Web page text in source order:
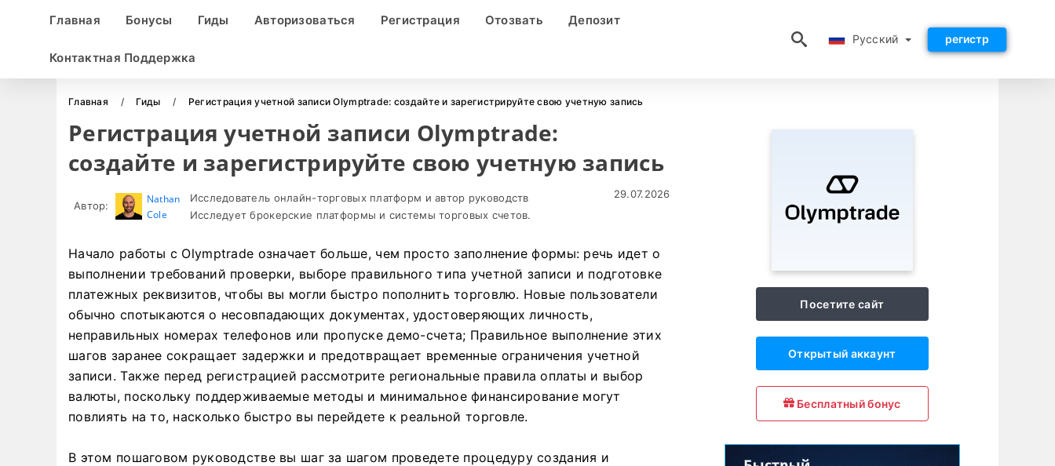
Главная Бонусы Гиды Авторизоваться Регистрация Отозвать Депозит
Контактная Поддержка
Русский регистр
Главная Гиды Регистрация учетной записи Olymptrade: создайте и зарегистрируйте свою учетную запись
Регистрация учетной записи Olymptrade:
создайте и зарегистрируйте свою учетную запись
Автор:
Nathan
Cole
Исследователь онлайн-торговых платформ и автор руководств
Исследует брокерские платформы и системы торговых счетов.
29.07.2026
Начало работы с Olymptrade означает больше, чем просто заполнение формы: речь идет о
выполнении требований проверки, выборе правильного типа учетной записи и подготовке
платежных реквизитов, чтобы вы могли быстро пополнить торговлю. Новые пользователи
обычно спотыкаются о несовпадающих документах, удостоверяющих личность,
неправильных номерах телефонов или пропуске демо-счета; Правильное выполнение этих
шагов заранее сокращает задержки и предотвращает временные ограничения учетной
записи. Также перед регистрацией рассмотрите региональные правила оплаты и выбор
валюты, поскольку поддерживаемые методы и минимальное финансирование могут
повлиять на то, насколько быстро вы перейдете к реальной торговле.
В этом пошаговом руководстве вы шаг за шагом проведете процедуру создания и
Посетите сайт
Открытый аккаунт
Бесплатный бонус